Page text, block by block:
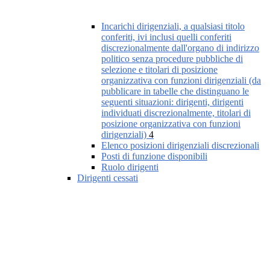
Incarichi dirigenziali, a qualsiasi titolo
conferiti, ivi inclusi quelli conferiti
discrezionalmente dall'organo di indirizzo
politico senza procedure pubbliche di
selezione e titolari di posizione
organizzativa con funzioni dirigenziali (da
pubblicare in tabelle che distinguano le
seguenti situazioni: dirigenti, dirigenti
individuati discrezionalmente, titolari di
posizione organizzativa con funzioni
dirigenziali) 4
Elenco posizioni dirigenziali discrezionali
Posti di funzione disponibili
Ruolo dirigenti
Dirigenti cessati